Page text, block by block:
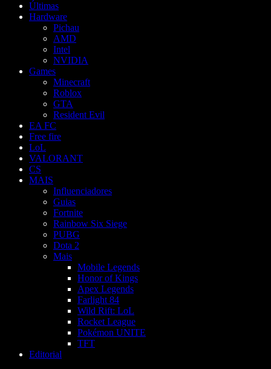
Últimas
Hardware
Pichau
AMD
Intel
NVIDIA
Games
Minecraft
Roblox
GTA
Resident Evil
EA FC
Free fire
LoL
VALORANT
CS
MAIS
Influenciadores
Guias
Fortnite
Rainbow Six Siege
PUBG
Dota 2
Mais
Mobile Legends
Honor of Kings
Apex Legends
Farlight 84
Wild Rift: LoL
Rocket League
Pokémon UNITE
TFT
Editorial